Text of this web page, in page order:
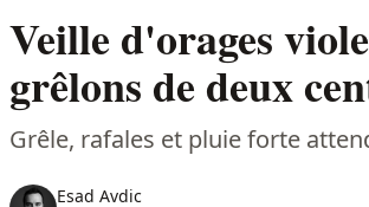
Veille d'orages
grêlons de deux
Grêle, rafales et pluie forte
Esad Avdic